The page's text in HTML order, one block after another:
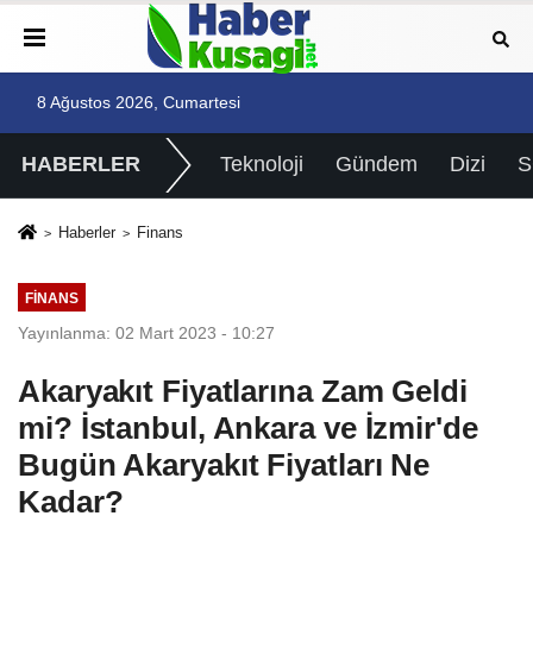
8 Ağustos 2026, Cumartesi
HABERLER Teknoloji Gündem Dizi
Haberler Finans
FINANS
Yayınlanma: 02 Mart 2023 - 10:27
Akaryakıt Fiyatlarına Zam Geldi
mi? İstanbul, Ankara ve İzmir'de
Bugün Akaryakıt Fiyatları Ne
Kadar?